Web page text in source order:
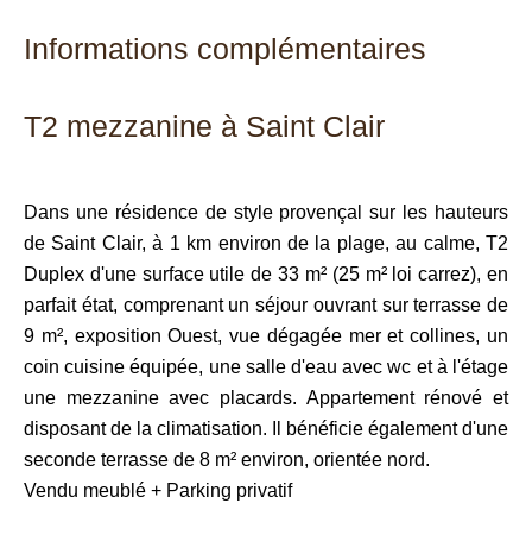
Informations complémentaires
T2 mezzanine à Saint Clair
Dans une résidence de style provençal sur les hauteurs
de Saint Clair, à 1 km environ de la plage, au calme, T2
Duplex d'une surface utile de 33 m² (25 m² loi carrez), en
parfait état, comprenant un séjour ouvrant sur terrasse de
9 m², exposition Ouest, vue dégagée mer et collines, un
coin cuisine équipée, une salle d'eau avec wc et à l'étage
une mezzanine avec placards. Appartement rénové et
disposant de la climatisation. Il bénéficie également d'une
seconde terrasse de 8 m² environ, orientée nord.
Vendu meublé + Parking privatif